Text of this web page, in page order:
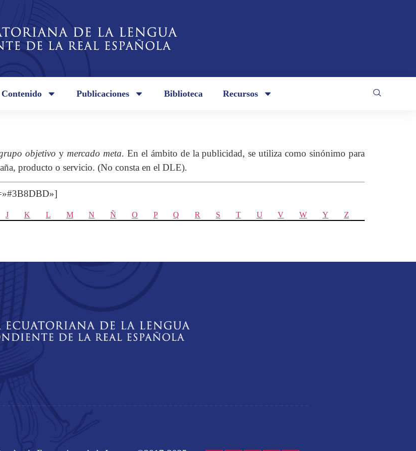
Contenido Publicaciones Biblioteca Recursos
objetivoy mercado meta. En el ámbito de la publicidad, se utiliza como sinónimo para
producto o servicio. (No consta en el DLE).
J K L M N Ñ O P Q R S T U V W Y Z